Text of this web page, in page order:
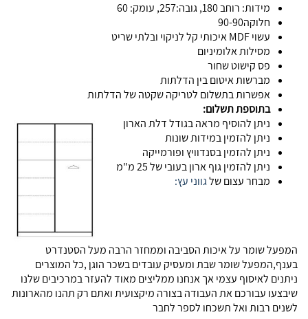
מידות: רוחב 180, גובה:257, עומק: 60
חלוקה90-90
עשוי MDF איכותי קל לניקוי ובלתי שריט
מסילות אלומיניום
פס קישוט שחור
מברשות איטום בין הדלתות
אפשרות בתשלום לטריקה שקטה של הדלתות
בתוספת תשלום:
ניתן להוסיף מראה בגודל דלת הארון
ניתן להזמין במידות שונות
ניתן להזמין בסנדוויץ ופורמייקה
ניתן להזמין גוף ארון בעובי של 25 מ"מ
מבחר עצום שלגווני עץ:
המפעל שומר על איכות הסביבה וממחזר הרבה מעל הסטנדרט
בענף,המפעל שומר שבת ומעסיק עובדים בשכר הוגן ,כל המוצרים
ניתנים לאיסוף עצמי אך אנחנו ממליצים מאוד להעזר במרכיבים שלנו
שיבצעו עבורכם את העבודה בצורה מיקצועית ואתם רק תהנו מהארונות
לשנים רבות ואל תשכחו לספר לחבר